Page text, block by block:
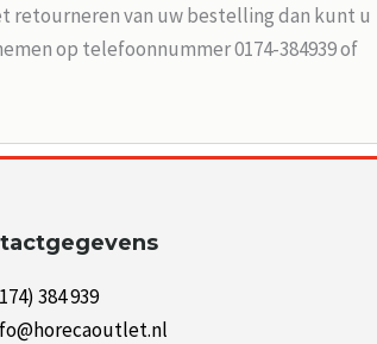
retourneren van uw bestelling dan kunt u
op telefoonnummer 0174-384939 of
384 939